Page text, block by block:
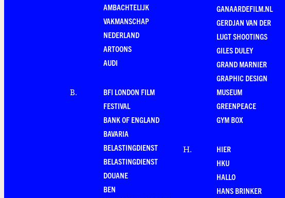
AMBACHTELIJK
VAKMANSCHAP
NEDERLAND
ARTOONS
AUDI
B.
BFI LONDON FILM
FESTIVAL
BANK OF ENGLAND
BAVARIA
BELASTINGDIENST
BELASTINGDIENST
DOUANE
BEN
GANAARDEFILM.NL
GERDJAN VAN DER
LUGT SHOOTINGS
GILES DULEY
GRAND MARNIER
GRAPHIC DESIGN
MUSEUM
GREENPEACE
GYM BOX
H.
HIER
HKU
HALLO
HANS BRINKER